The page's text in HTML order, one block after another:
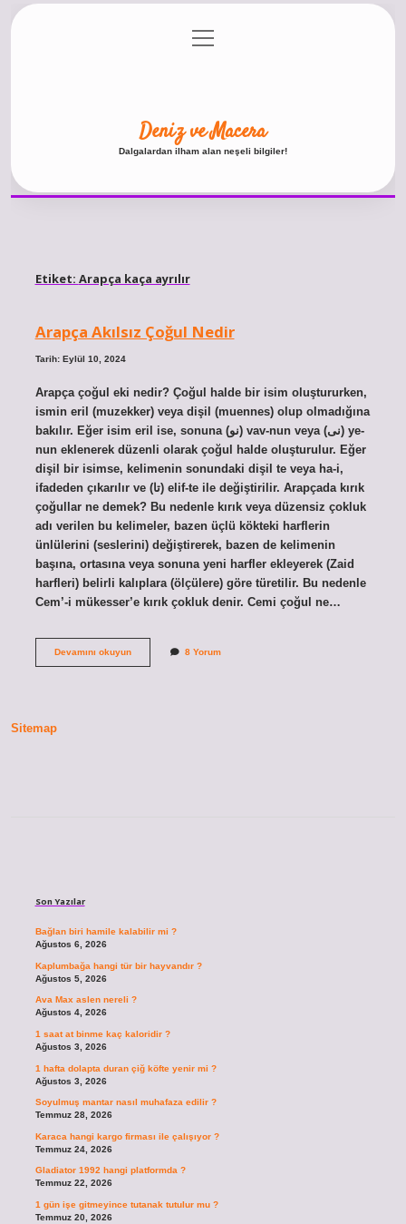
Gizlilik Politikası
menüyü
aç
Deniz ve Macera
Dalgalardan ilham alan neşeli bilgiler!
Etiket: Arapça kaça ayrılır
Arapça Akılsız Çoğul Nedir
Tarih: Eylül 10, 2024
Arapça çoğul eki nedir? Çoğul halde bir isim oluştururken,
ismin eril (muzekker) veya dişil (muennes) olup olmadığına
bakılır. Eğer isim eril ise, sonuna (نو) vav-nun veya (نی) ye-
nun eklenerek düzenli olarak çoğul halde oluşturulur. Eğer
dişil bir isimse, kelimenin sonundaki dişil te veya ha-i,
ifadeden çıkarılır ve (تا) elif-te ile değiştirilir. Arapçada kırık
çoğullar ne demek? Bu nedenle kırık veya düzensiz çokluk
adı verilen bu kelimeler, bazen üçlü kökteki harflerin
ünlülerini (seslerini) değiştirerek, bazen de kelimenin
başına, ortasına veya sonuna yeni harfler ekleyerek (Zaid
harfleri) belirli kalıplara (ölçülere) göre türetilir. Bu nedenle
Cem’-i mükesser’e kırık çokluk denir. Cemi çoğul ne…
Devamını okuyunArapça
8 Yorum
Sitemap
Son Yazılar
Bağlan biri hamile kalabilir mi ?
Ağustos 6, 2026
Kaplumbağa hangi tür bir hayvandır ?
Ağustos 5, 2026
Ava Max aslen nereli ?
Ağustos 4, 2026
1 saat at binme kaç kaloridir ?
Ağustos 3, 2026
1 hafta dolapta duran çiğ köfte yenir mi ?
Ağustos 3, 2026
Soyulmuş mantar nasıl muhafaza edilir ?
Temmuz 28, 2026
Karaca hangi kargo firması ile çalışıyor ?
Temmuz 24, 2026
Gladiator 1992 hangi platformda ?
Temmuz 22, 2026
1 gün işe gitmeyince tutanak tutulur mu ?
Temmuz 20, 2026